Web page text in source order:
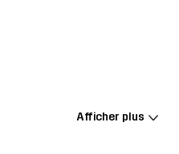
Afficher plus